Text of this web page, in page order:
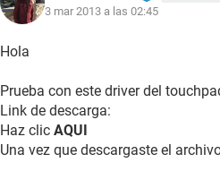
3 mar 2013 a las 02:45
Hola
Prueba con este driver del
Link de descarga:
Haz clic AQUI
Una vez que descargaste el